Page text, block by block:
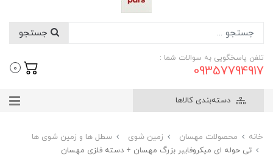
تلفن پاسخگویی به سوالات شما :
09357794917
0
دسته‌بندی کالاها
خانه محصولات مهسان زمین شوی
سطل ها و زمین شوی ها
تی حوله ای میکروفایبر بزرگ مهسان + دسته فلزی مهسان